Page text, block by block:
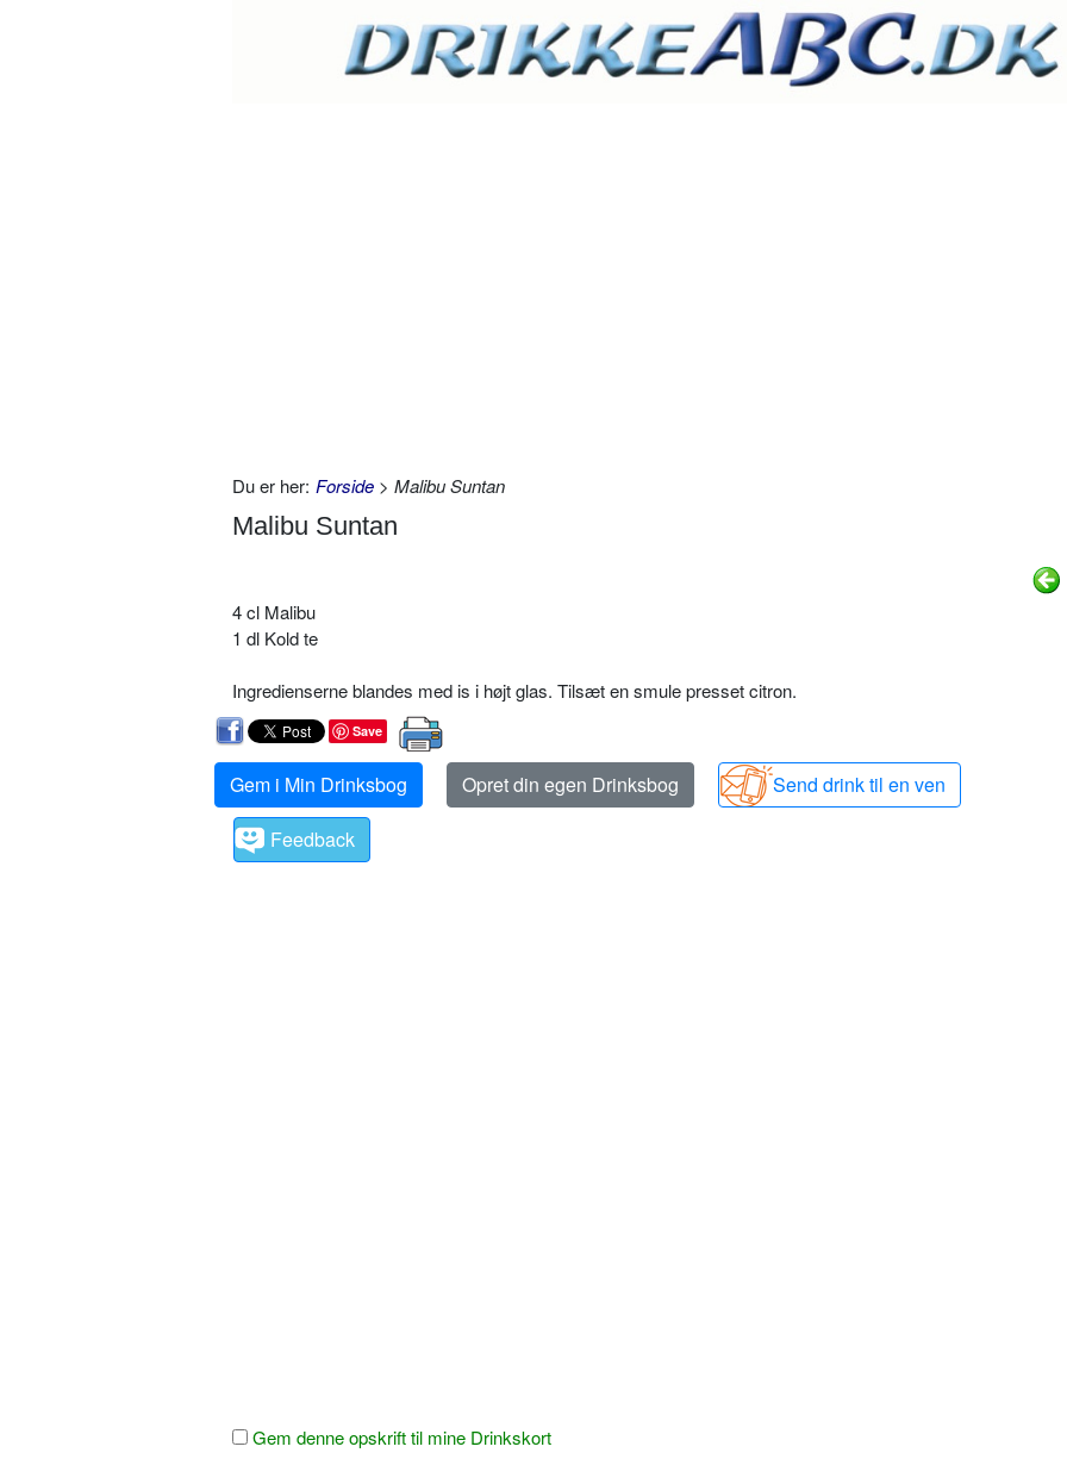
Du er her: Forside > Malibu Suntan
Malibu Suntan
4 cl Malibu
1 dl Kold te
Ingredienserne blandes med is i højt glas. Tilsæt en smule presset citron.
Save
Gem i Min Drinksbog Opret din egen Drinksbog
Send drink til en ven
Feedback
Gem denne opskrift til mine Drinkskort